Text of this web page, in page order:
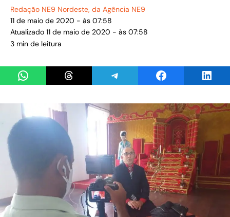
Redação NE9 Nordeste, da Agência NE9
11 de maio de 2020 - às 07:58
Atualizado 11 de maio de 2020 - às 07:58
3 min de leitura
Share on WhatsAppShare on ThreadsShare on TelegramShare on Facebook